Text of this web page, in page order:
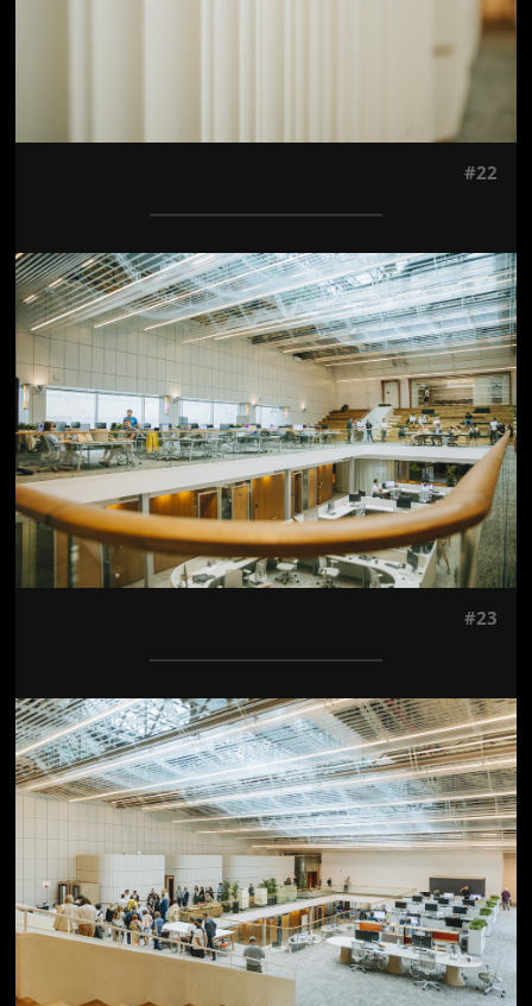
#22
Jön még kép!
#23
Jön még kép!